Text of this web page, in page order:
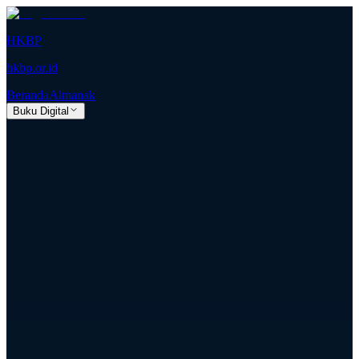
HKBP
hkbp.or.id
BerandaAlmanak
Buku Digital